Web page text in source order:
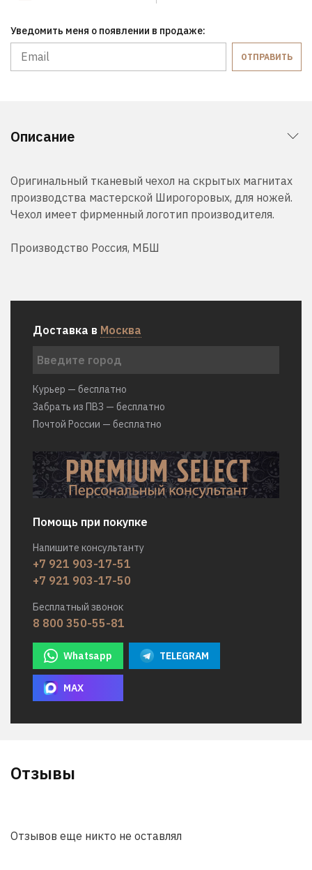
Уведомить меня о появлении в продаже:
ОТПРАВИТЬ
Описание
Оригинальный тканевый чехол на скрытых магнитах
производства мастерской Широгоровых, для ножей.
Чехол имеет фирменный логотип производителя.
Производство Россия, МБШ
Доставка в Москва
Курьер — бесплатно
Забрать из ПВЗ — бесплатно
Почтой России — бесплатно
Помощь при покупке
Напишите консультанту
+7 921 903-17-51
+7 921 903-17-50
Бесплатный звонок
8 800 350-55-81
Whatsapp TELEGRAM
MAX
Отзывы
Отзывов еще никто не оставлял